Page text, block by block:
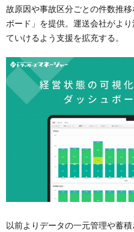
故原因や事故区分ごとの件数推
ボード」を提供。運送会社がよ
ていけるよう支援を拡充する。
以前よりデータの一元管理や蓄